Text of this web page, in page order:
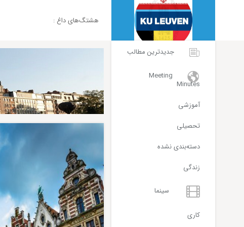
هشتگ‌های داغ :‌ ‌‌
main menu
جدیدترین مطالب
Meeting
Minutes
آموزشی
تحصیلی
دسته‌بندی نشده
زندگی
سینما
کاری
home top banner ad